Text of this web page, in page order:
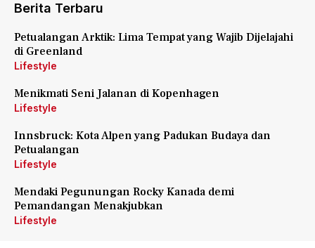
Berita Terbaru
Petualangan Arktik: Lima Tempat yang Wajib Dijelajahi
di Greenland
Lifestyle
Menikmati Seni Jalanan di Kopenhagen
Lifestyle
Innsbruck: Kota Alpen yang Padukan Budaya dan
Petualangan
Lifestyle
Mendaki Pegunungan Rocky Kanada demi
Pemandangan Menakjubkan
Lifestyle